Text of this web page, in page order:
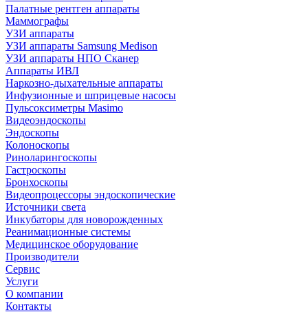
Палатные рентген аппараты
Маммографы
УЗИ аппараты
УЗИ аппараты Samsung Medison
УЗИ аппараты НПО Сканер
Аппараты ИВЛ
Наркозно-дыхательные аппараты
Инфузионные и шприцевые насосы
Пульсоксиметры Masimo
Видеоэндоскопы
Эндоскопы
Колоноскопы
Риноларингоскопы
Гастроскопы
Бронхоскопы
Видеопроцессоры эндоскопические
Источники света
Инкубаторы для новорожденных
Реанимационные системы
Медицинское оборудование
Производители
Сервис
Услуги
О компании
Контакты